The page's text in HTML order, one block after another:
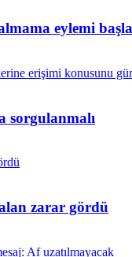
eylemi
sorgulanmalı
zarar gördü